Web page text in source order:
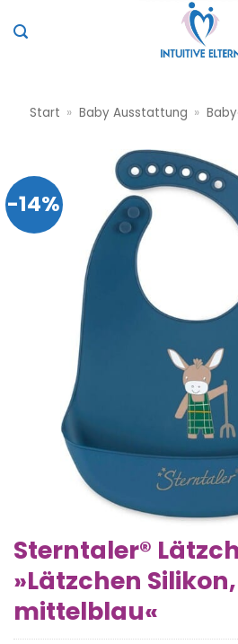
Inhalt
Start » Baby Ausstattung »
-14%
Sterntaler®
»Lätzchen
mittelblau«